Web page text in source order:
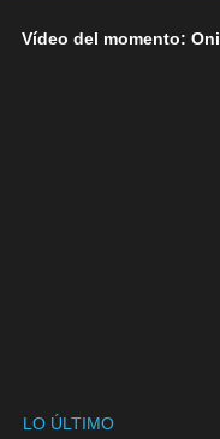
Vídeo del momento:
LO ÚLTIMO